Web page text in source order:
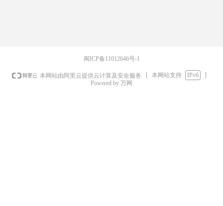
闽ICP备11012646号-1
本网站由阿里云提供云计算及安全服务 本网站支持
IPv6
Powered by 万网